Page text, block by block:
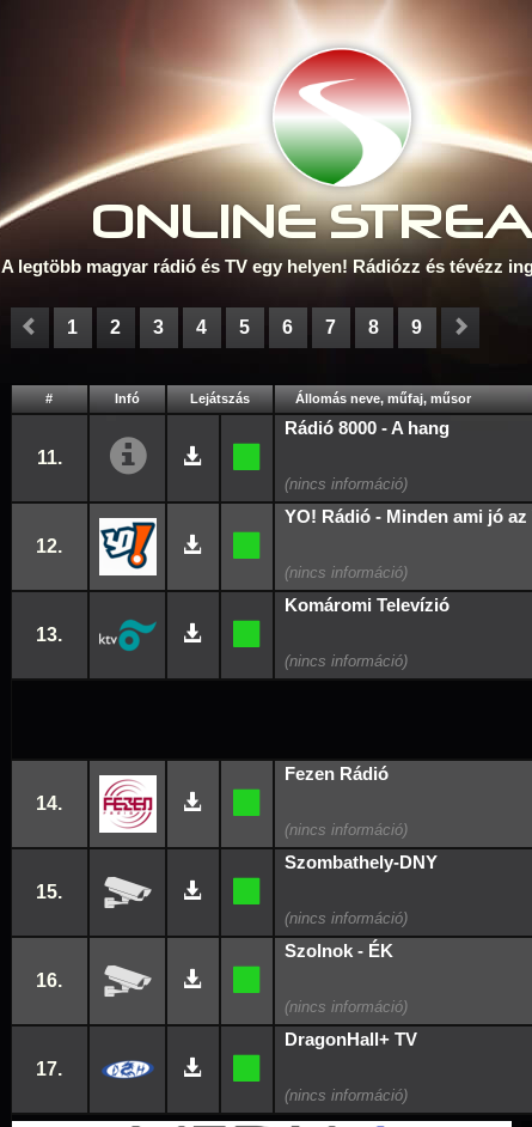
ONLINE S
A legtöbb magyar rádió és TV egy helyen! Rádiózz és tévézz
1 2 3 4 5 6 7 8 9
# Infó Lejátszás Állomás neve, műfaj, műsor
11.
Rádió 8000 - A hang
12.
YO! Rádió - Minden ami jó az
13.
Komáromi Televízió
14.
Fezen Rádió
15.
Szombathely-DNY
16.
Szolnok - ÉK
17.
DragonHall+ TV